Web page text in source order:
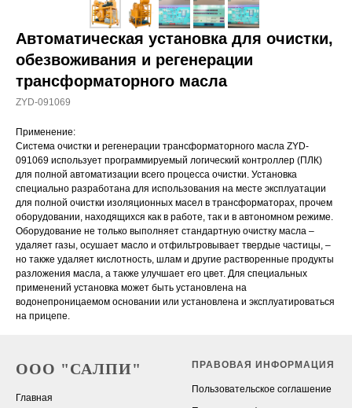
Автоматическая установка для очистки,
обезвоживания и регенерации
трансформаторного масла
ZYD-091069
Применение:
Система очистки и регенерации трансформаторного масла ZYD-
091069 использует программируемый логический контроллер (ПЛК)
для полной автоматизации всего процесса очистки. Установка
специально разработана для использования на месте эксплуатации
для полной очистки изоляционных масел в трансформаторах, прочем
оборудовании, находящихся как в работе, так и в автономном режиме.
Оборудование не только выполняет стандартную очистку масла –
удаляет газы, осушает масло и отфильтровывает твердые частицы, –
но также удаляет кислотность, шлам и другие растворенные продукты
разложения масла, а также улучшает его цвет. Для специальных
применений установка может быть установлена на
водонепроницаемом основании или установлена и эксплуатироваться
на прицепе.
ООО "САЛПИ"
Главная
ПРАВОВАЯ ИНФОРМАЦИЯ
Пользовательское соглашение